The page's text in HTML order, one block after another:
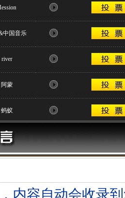
中国音乐
river
阿蒙
蚂蚁